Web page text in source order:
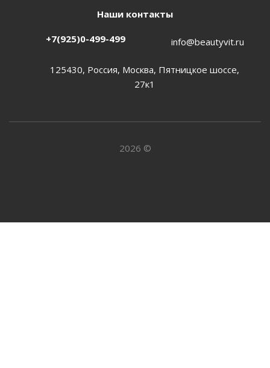
Наши контакты
+7(925)0-499-499 info@beautyvit.ru
125430, Россия, Москва, Пятницкое шоссе,
27к1
2026 ©